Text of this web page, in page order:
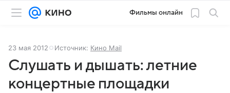
Фильмы онлайн
23 мая 2012 Источник: Кино Mail
Слушать и дышать: летние
концертные площадки